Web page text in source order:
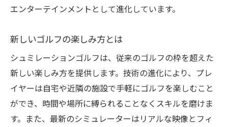
エンターテインメントとして進化しています。
新しいゴルフの楽しみ方とは
シュミレーションゴルフは、従来のゴルフの枠を超えた
新しい楽しみ方を提供します。技術の進化により、プレ
イヤーは自宅や近隣の施設で手軽にゴルフを楽しむこと
ができ、時間や場所に縛られることなくスキルを磨けま
す。また、最新のシミュレーターはリアルな映像とフィ